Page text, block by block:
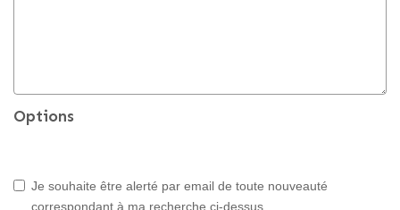
Options
Je souhaite être alerté par email de toute nouveauté
correspondant à ma recherche ci-dessus